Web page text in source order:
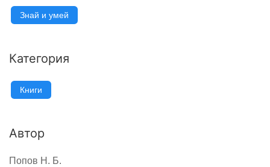
Знай и умей
Категория
Книги
Автор
Попов Н. Б.